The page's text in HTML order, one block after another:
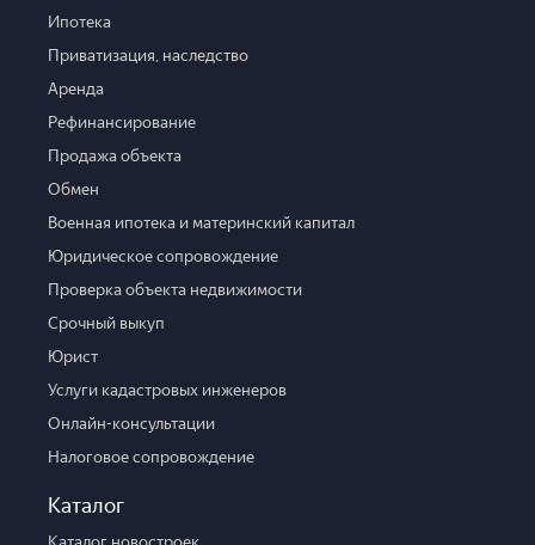
Ипотека
Приватизация, наследство
Аренда
Рефинансирование
Продажа объекта
Обмен
Военная ипотека и материнский капитал
Юридическое сопровождение
Проверка объекта недвижимости
Срочный выкуп
Юрист
Услуги кадастровых инженеров
Онлайн-консультации
Налоговое сопровождение
Каталог